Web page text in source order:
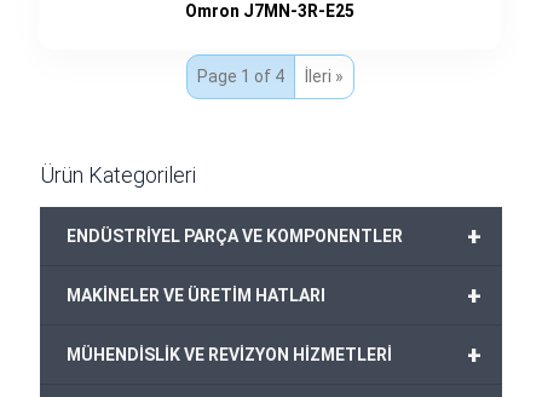
Omron J7MN-3R-E25
Page 1 of 4 İleri »
Ürün Kategorileri
+
ENDÜSTRİYEL PARÇA VE KOMPONENTLER
+
MAKİNELER VE ÜRETİM HATLARI
+
MÜHENDİSLİK VE REVİZYON HİZMETLERİ